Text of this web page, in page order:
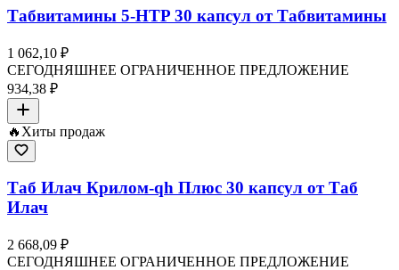
Табвитамины 5-HTP 30 капсул от Табвитамины
1 062,10 ₽
СЕГОДНЯШНЕЕ ОГРАНИЧЕННОЕ ПРЕДЛОЖЕНИЕ
934,38 ₽
🔥 Хиты продаж
Таб Илач Крилом-qh Плюс 30 капсул от Таб
Илач
2 668,09 ₽
СЕГОДНЯШНЕЕ ОГРАНИЧЕННОЕ ПРЕДЛОЖЕНИЕ